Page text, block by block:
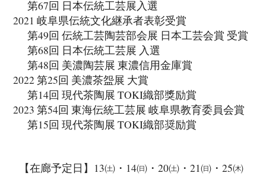
第67回 日本伝統工芸展入選
2021 岐阜県伝統文化継承者表彰受賞
第49回 伝統工芸陶芸部会展 日本工芸会賞 受賞
第68回 日本伝統工芸展 入選
第48回 美濃陶芸展 東濃信用金庫賞
2022 第25回 美濃茶盌展 大賞
第14回 現代茶陶展 TOKI織部獎励賞
2023 第54回 東海伝統工芸展 岐阜県教育委員会賞
第15回 現代茶陶展 TOKI織部奨励賞
【在廊予定日】13㈯・14㈰・20㈯・21㈰・25㈭